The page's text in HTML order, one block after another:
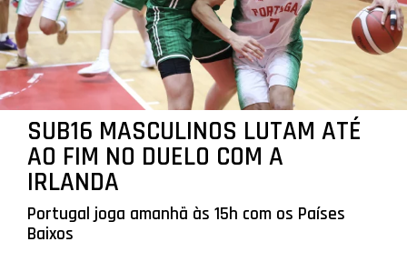
SUB16 MASCULINOS LUTAM ATÉ
AO FIM NO DUELO COM A
IRLANDA
Portugal joga amanhã às 15h com os Países
Baixos